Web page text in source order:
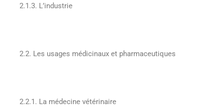
2.1.3. L’industrie
2.2. Les usages médicinaux et pharmaceutiques
2.2.1. La médecine vétérinaire